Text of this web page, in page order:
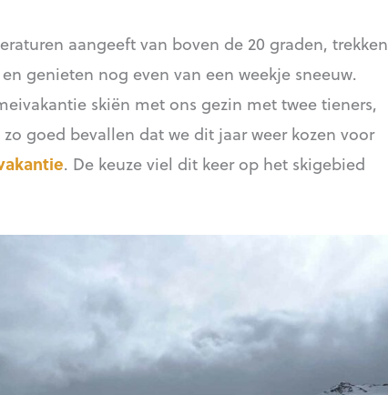
aangeeft van boven de 20 graden, trekken
genieten nog even van een weekje sneeuw.
skiën met ons gezin met twee tieners,
goed bevallen dat we dit jaar weer kozen voor
. De keuze viel dit keer op het skigebied